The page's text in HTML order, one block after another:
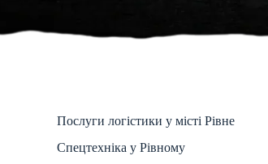
Послуги логістики у місті Рівне
Спецтехніка у Рівному